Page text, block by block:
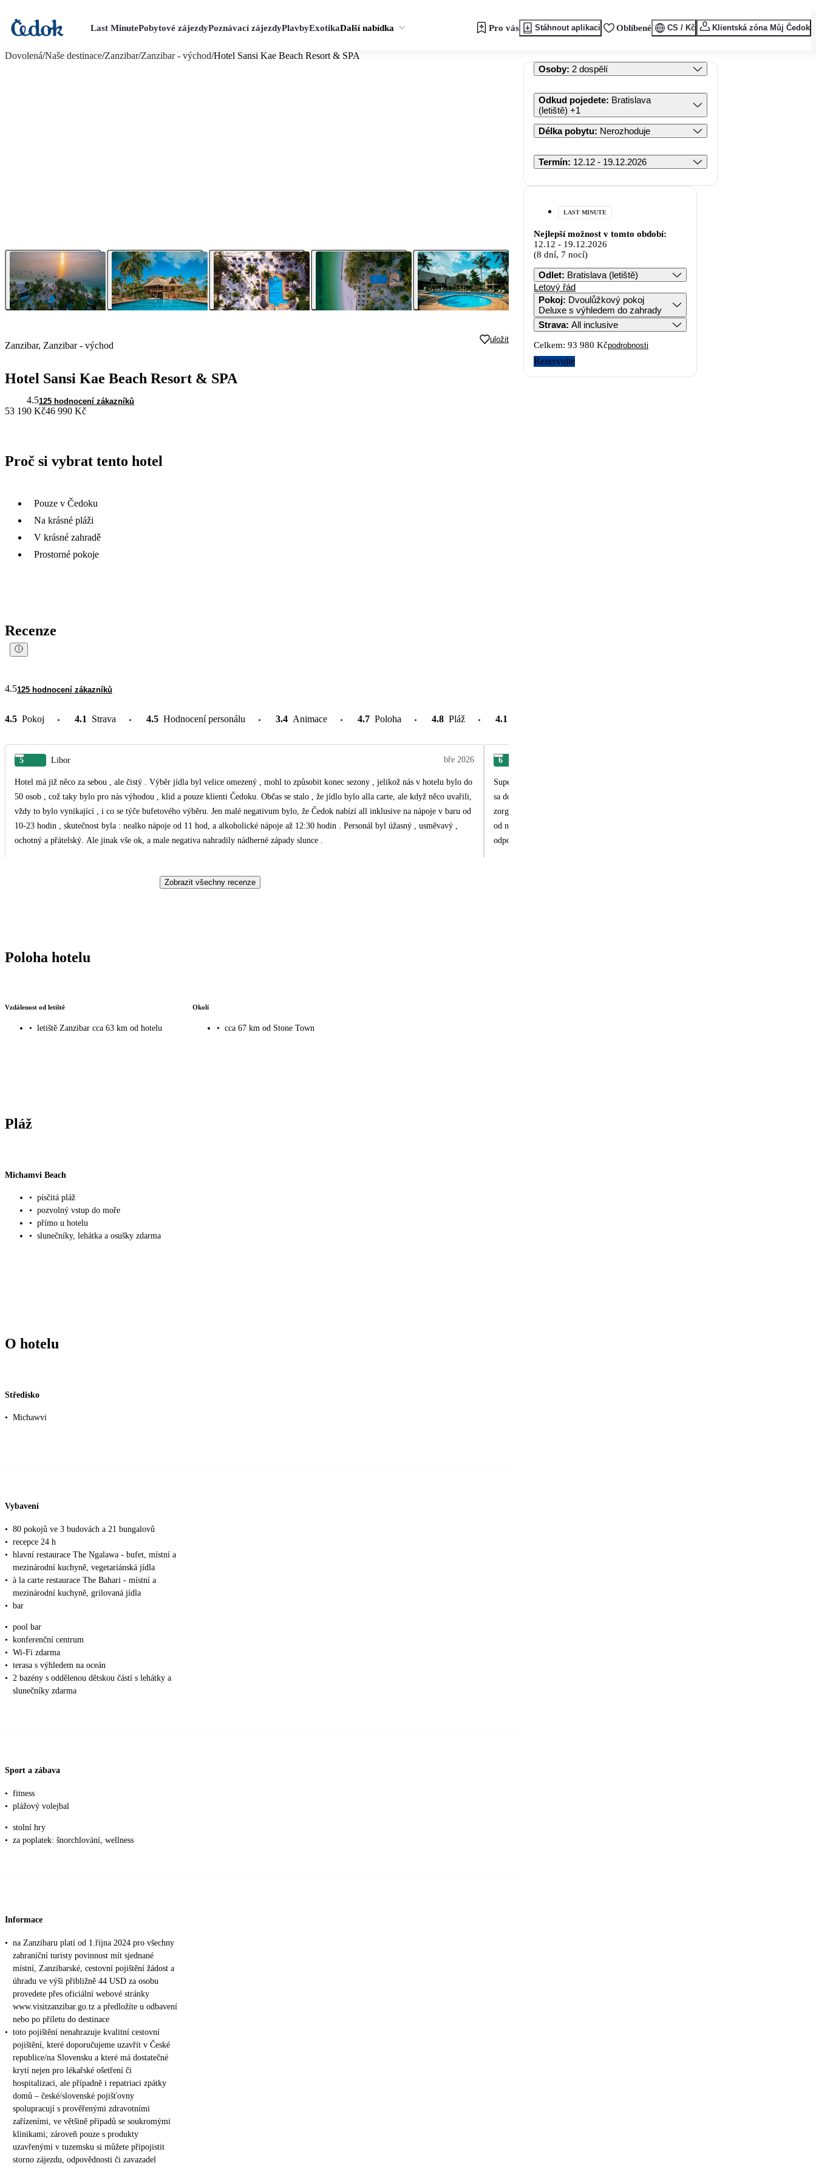
Last MinutePobytové zájezdyPoznávací zájezdyPlavbyExotikaDalší nabídka Pro vás Stáhnout aplikaci Oblíbené CS / Kč Klientská zóna Můj Čedok
Dovolená/Naše destinace/Zanzibar/Zanzibar - východ/Hotel Sansi Kae Beach Resort & SPA
Zanzibar, Zanzibar - východ
uložit
Hotel Sansi Kae Beach Resort & SPA
4.5125 hodnocení zákazníků
53 190 Kč46 990 Kč
Proč si vybrat tento hotel
Pouze v Čedoku
Na krásné pláži
V krásné zahradě
Prostorné pokoje
Recenze
4.5125 hodnocení zákazníků
4.5 Pokoj 4.1 Strava 4.5 Hodnocení personálu 3.4 Animace 4.7 Poloha 4.8 Pláž 4.1
5 Libor bře 2026
Hotel má již něco za sebou , ale čistý . Výběr jídla byl velice omezený , mohl to způsobit konec sezony , jelikož nás v hotelu bylo do
50 osob , což taky bylo pro nás výhodou , klid a pouze klienti Čedoku. Občas se stalo , že jídlo bylo alla carte, ale když něco uvařili,
vždy to bylo vynikající , i co se týče bufetového výběru. Jen malé negativum bylo, že Čedok nabízí all inklusive na nápoje v baru od
10-23 hodin , skutečnost byla : nealko nápoje od 11 hod, a alkoholické nápoje až 12:30 hodin . Personál byl úžasný , usměvavý ,
ochotný a přátelský. Ale jinak vše ok, a male negativa nahradily nádherné západy slunce .
6
Super dovolenka v autentickom prostredí, zamestnanci hotela boli milí, usmiatí a
sa dobre najedli. Odliv sme v tejto časti ostrova až tak nepociťovali, normálne sa dalo počas
zorganizované, delegátka Michaela bolá milá a zbehlá. Chválime tiež animačný program.
od neho veľa informácii o bežnom živote miestnych. Animátori organizovali rôzne
odporúčame návštevu lokálnej dediny Michamvi Kae, kde sme navštívili aj miestnu školu
Zobrazit všechny recenze
Poloha hotelu
Vzdálenost od letiště
• letiště Zanzibar cca 63 km od hotelu
Okolí
• cca 67 km od Stone Town
Pláž
Michamvi Beach
• písčitá pláž
• pozvolný vstup do moře
• přímo u hotelu
• slunečníky, lehátka a osušky zdarma
O hotelu
Středisko
• Michawvi
Vybavení
• 80 pokojů ve 3 budovách a 21 bungalovů
• recepce 24 h
• hlavní restaurace The Ngalawa - bufet, místní a
mezinárodní kuchyně, vegetariánská jídla
• à la carte restaurace The Bahari - místní a
mezinárodní kuchyně, grilovaná jídla
• bar
• pool bar
• konferenční centrum
• Wi-Fi zdarma
• terasa s výhledem na oceán
•
2 bazény s oddělenou dětskou částí s lehátky a
slunečníky zdarma
Sport a zábava
• fitness
• plážový volejbal
• stolní hry
• za poplatek: šnorchlování, wellness
Informace
• na Zanzibaru platí od 1.října 2024 pro všechny
zahraniční turisty povinnost mít sjednané
místní, Zanzibarské, cestovní pojištění žádost a
úhradu ve výši přibližně 44 USD za osobu
provedete přes oficiální webové stránky
www.visitzanzibar.go.tz a předložíte u odbavení
nebo po příletu do destinace
• toto pojištění nenahrazuje kvalitní cestovní
pojištění, které doporučujeme uzavřít v České
republice/na Slovensku a které má dostatečné
krytí nejen pro lékařské ošetření či
hospitalizaci, ale případně i repatriaci zpátky
domů – české/slovenské pojišťovny
spolupracují s prověřenými zdravotními
zařízeními, ve většině případů se soukromými
klinikami; zároveň pouze s produkty
uzavřenými v tuzemsku si můžete připojistit
storno zájezdu, odpovědnosti či zavazadel
Osoby: 2 dospělí
Odkud pojedete: Bratislava
(letiště) +1
Délka pobytu: Nerozhoduje
Termín: 12.12 - 19.12.2026
LAST MINUTE
Nejlepší možnost v tomto období:
12.12 - 19.12.2026
(8 dní, 7 nocí)
Odlet: Bratislava (letiště)
Letový řád
Pokoj: Dvoulůžkový pokoj
Deluxe s výhledem do zahrady
Strava: All inclusive
Celkem: 93 980 Kčpodrobnosti
Rezervujte